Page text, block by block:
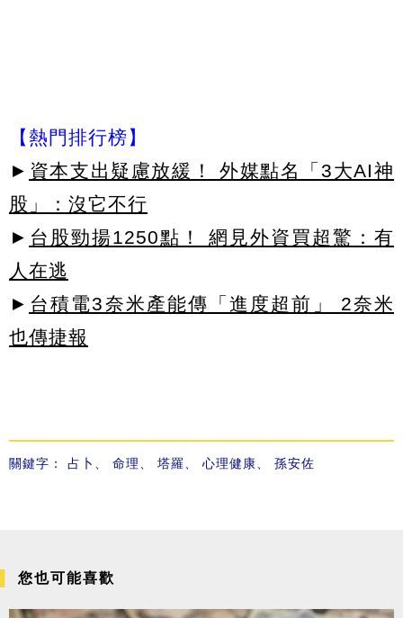
【熱門排行榜】
► 資本支出疑慮放緩！ 外媒點名「3大AI神
股」：沒它不行
► 台股勁揚1250點！ 網見外資買超驚：有
人在逃
► 台積電3奈米產能傳「進度超前」 2奈米
也傳捷報
關鍵字： 占卜 、 命理、 塔羅、 心理健康、 孫安佐
您也可能喜歡